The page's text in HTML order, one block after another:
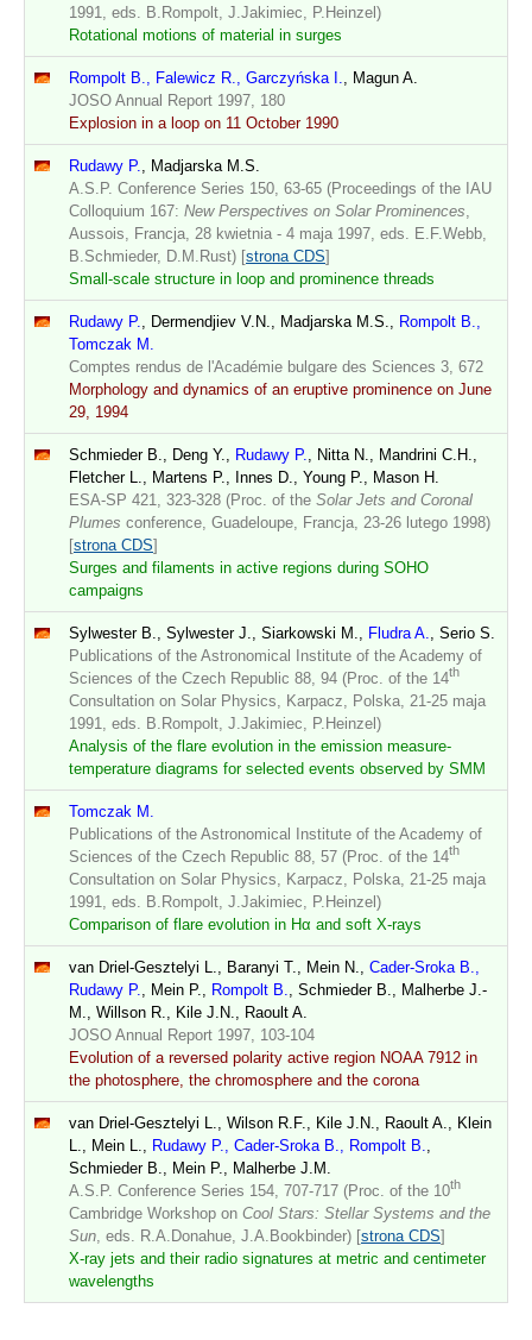
1991, eds. B.Rompolt, J.Jakimiec, P.Heinzel)
Rotational motions of material in surges
Rompolt B., Falewicz R., Garczyńska I.
, Magun A.
JOSO Annual Report 1997, 180
Explosion in a loop on 11 October 1990
Rudawy P.
, Madjarska M.S.
A.S.P. Conference Series 150, 63-65 (Proceedings of the IAU
Colloquium 167: New Perspectives on Solar Prominences
Aussois, Francja, 28 kwietnia - 4 maja 1997, eds. E.F.Webb,
B.Schmieder, D.M.Rust) [strona CDS]
Small-scale structure in loop and prominence threads
Rudawy P. , Dermendjiev V.N., Madjarska M.S.,
Rompolt B.,
Tomczak M.
Comptes rendus de l'Académie bulgare des Sciences 3, 672
Morphology and dynamics of an eruptive prominence on June
29, 1994
Schmieder B., Deng Y., Rudawy P.
, Nitta N., Mandrini C.H.,
Fletcher L., Martens P., Innes D., Young P., Mason H.
ESA-SP 421, 323-328 (Proc. of the Solar Jets and Coronal
Plumes conference, Guadeloupe, Francja, 23-26 lutego 1998)
[strona CDS]
Surges and filaments in active regions during SOHO
campaigns
Sylwester B., Sylwester J., Siarkowski M., Fludra A.
, Serio S.
Publications of the Astronomical Institute of the Academy of
Sciences of the Czech Republic 88, 94 (Proc. of the 14th
Consultation on Solar Physics, Karpacz, Polska, 21-25 maja
1991, eds. B.Rompolt, J.Jakimiec, P.Heinzel)
Analysis of the flare evolution in the emission measure-
temperature diagrams for selected events observed by SMM
Tomczak M.
Publications of the Astronomical Institute of the Academy of
Sciences of the Czech Republic 88, 57 (Proc. of the 14th
Consultation on Solar Physics, Karpacz, Polska, 21-25 maja
1991, eds. B.Rompolt, J.Jakimiec, P.Heinzel)
Comparison of flare evolution in Hα and soft X-rays
van Driel-Gesztelyi L., Baranyi T., Mein N., Cader-Sroka B.,
Rudawy P.
, Mein P., Rompolt B.
, Schmieder B., Malherbe J.-
M., Willson R., Kile J.N., Raoult A.
JOSO Annual Report 1997, 103-104
Evolution of a reversed polarity active region NOAA 7912 in
the photosphere, the chromosphere and the corona
van Driel-Gesztelyi L., Wilson R.F., Kile J.N., Raoult A., Klein
L., Mein L.,
Rudawy P., Cader-Sroka B., Rompolt B.
Schmieder B., Mein P., Malherbe J.M.
A.S.P. Conference Series 154, 707-717 (Proc. of the 10th
Cambridge Workshop on Cool Stars: Stellar Systems and the
Sun , eds. R.A.Donahue, J.A.Bookbinder) [strona CDS]
X-ray jets and their radio signatures at metric and centimeter
wavelengths